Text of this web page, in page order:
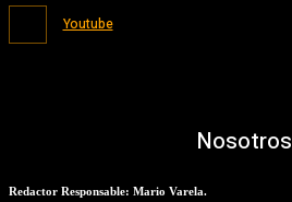
Youtube
Nosotros
Redactor Responsable: Mario Varela.